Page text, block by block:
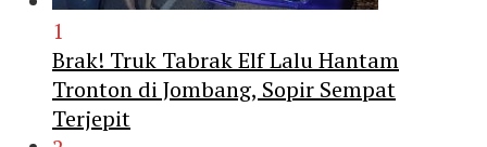
1
Brak! Truk Tabrak Elf Lalu Hantam
Tronton di Jombang, Sopir Sempat
Terjepit